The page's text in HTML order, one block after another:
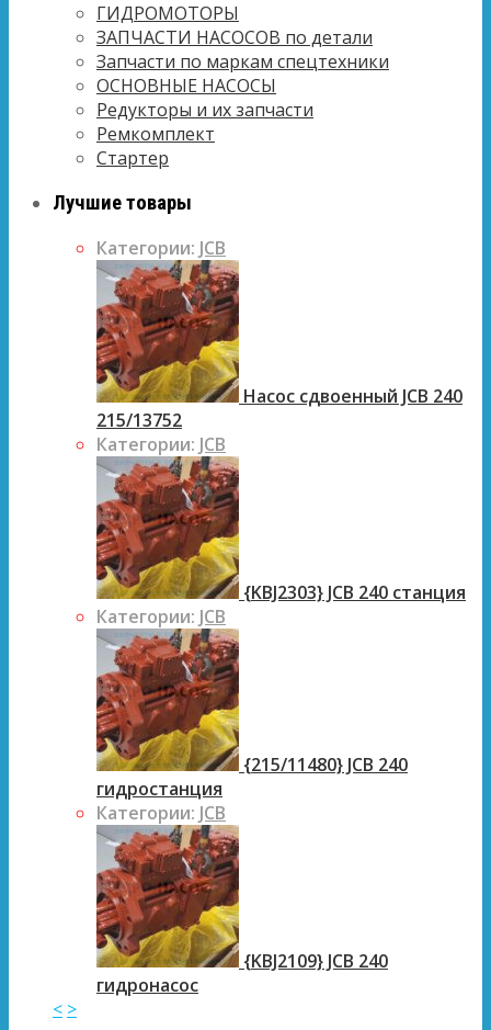
ГИДРОМОТОРЫ
ЗАПЧАСТИ НАСОСОВ по детали
Запчасти по маркам спецтехники
ОСНОВНЫЕ НАСОСЫ
Редукторы и их запчасти
Ремкомплект
Стартер
Лучшие товары
Категории: JCB
Насос сдвоенный JCB 240
215/13752
Категории: JCB
{KBJ2303} JCB 240 станция
Категории: JCB
{215/11480} JCB 240
гидростанция
Категории: JCB
{KBJ2109} JCB 240
гидронасос
< >